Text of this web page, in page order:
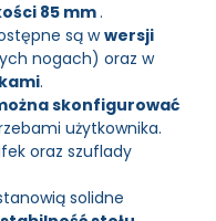
85 mm.
są wwersji
nogach) oraz w
.
skonfigurować
użytkownika.
oraz szuflady
solidne